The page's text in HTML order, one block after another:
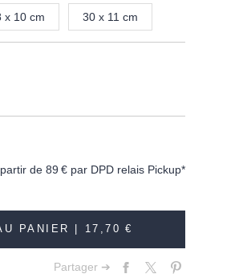
x 10 cm 30 x 11 cm
de 89 € par DPD relais Pickup*
PANIER | 17,70 €
Partager ➔